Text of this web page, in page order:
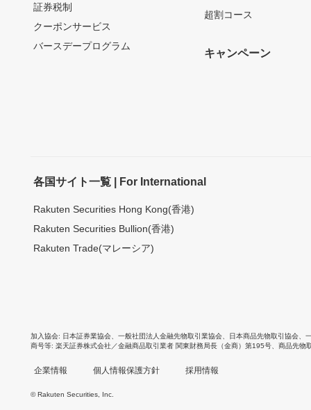
証券税制
クーポンサービス
バースデープログラム
超割コース
キャンペーン
各国サイト一覧 | For International
Rakuten Securities Hong Kong(香港)
Rakuten Securities Bullion(香港)
Rakuten Trade(マレーシア)
加入協会 日本証券業協会 一般社団法人金融先物取引業協会 日本商品先物取引協会
商号等 楽天証券株式会社／金融商品取引業者 関東財務局長（金商）第195号、商品先物
企業情報 個人情報保護方針 採用情報
© Rakuten Securities, Inc.